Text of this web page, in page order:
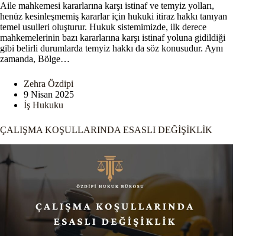
Aile mahkemesi kararlarına karşı istinaf ve temyiz yolları,
henüz kesinleşmemiş kararlar için hukuki itiraz hakkı tanıyan
temel usulleri oluşturur. Hukuk sistemimizde, ilk derece
mahkemelerinin bazı kararlarına karşı istinaf yoluna gidildiği
gibi belirli durumlarda temyiz hakkı da söz konusudur. Aynı
zamanda, Bölge…
Zehra Özdipi
9 Nisan 2025
İş Hukuku
ÇALIŞMA KOŞULLARINDA ESASLI DEĞİŞİKLİK